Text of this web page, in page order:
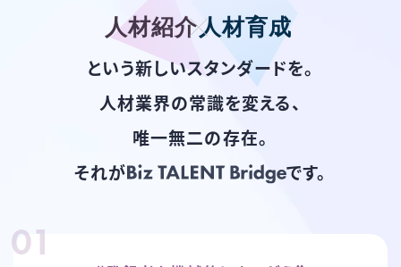
人材紹介人材育成
という新しいスタンダードを。
人材業界の常識を変える、
唯一無二の存在。
それが
です。